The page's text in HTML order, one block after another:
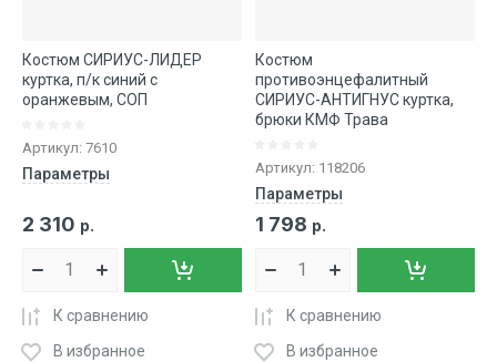
Костюм СИРИУС-ЛИДЕР
куртка, п/к синий с
оранжевым, СОП
Артикул: 7610
Параметры
2 310 р.
К сравнению
В избранное
Костюм
противоэнцефалитный
СИРИУС-АНТИГНУС куртка,
брюки КМФ Трава
Артикул: 118206
Параметры
1 798 р.
К сравнению
В избранное